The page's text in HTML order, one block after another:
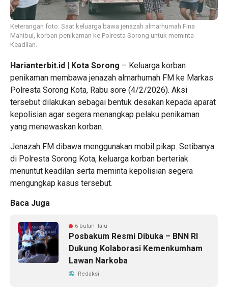
Keterangan foto: Saat keluarga bawa jenazah almarhumah Fina
Manibui, korban penikaman ke Polresta Sorong untuk meminta
Keadilan.
Harianterbit.id | Kota Sorong – Keluarga korban
penikaman membawa jenazah almarhumah FM ke Markas
Polresta Sorong Kota, Rabu sore (4/2/2026). Aksi
tersebut dilakukan sebagai bentuk desakan kepada aparat
kepolisian agar segera menangkap pelaku penikaman
yang menewaskan korban.
Jenazah FM dibawa menggunakan mobil pikap. Setibanya
di Polresta Sorong Kota, keluarga korban berteriak
menuntut keadilan serta meminta kepolisian segera
mengungkap kasus tersebut.
Baca Juga
6 bulan lalu
Posbakum Resmi Dibuka – BNN RI
Dukung Kolaborasi Kemenkumham
Lawan Narkoba
Redaksi